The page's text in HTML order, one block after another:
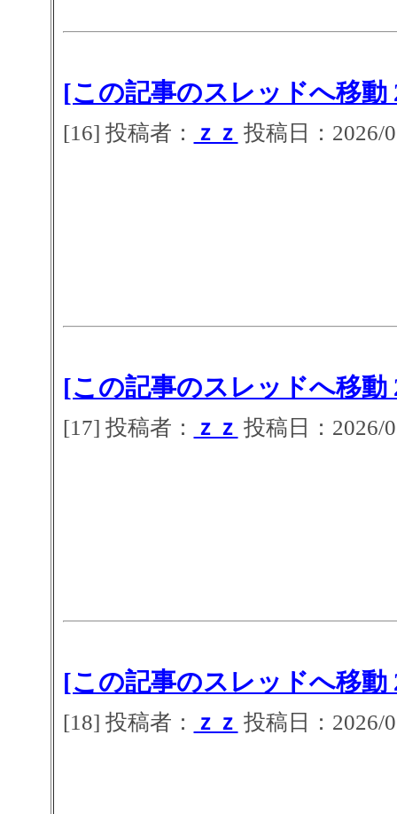
[この記事のスレッドへ移動
[16] 投稿者： ｚｚ 投稿日：2026/
[この記事のスレッドへ移動
[17] 投稿者： ｚｚ 投稿日：2026/
[この記事のスレッドへ移動
[18] 投稿者： ｚｚ 投稿日：2026/